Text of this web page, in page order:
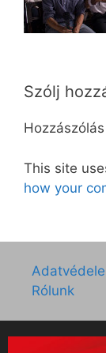
Szólj
This site
how your
Rólunk